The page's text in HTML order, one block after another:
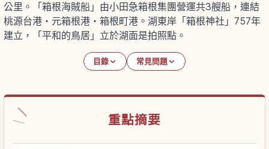
公里。「箱根海賊船」由小田急箱根集團營運共3艘船，連結
桃源台港・元箱根港・箱根町港。湖東岸「箱根神社」757年
建立，「平和的鳥居」立於湖面是拍照點。
目錄 常見問題
重點摘要